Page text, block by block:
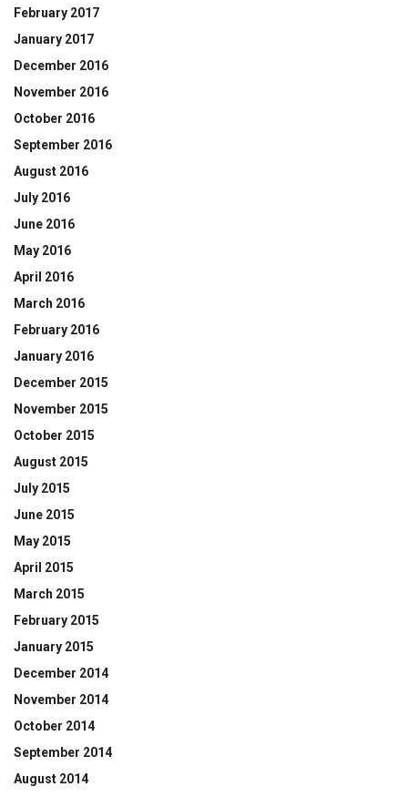
February 2017
January 2017
December 2016
November 2016
October 2016
September 2016
August 2016
July 2016
June 2016
May 2016
April 2016
March 2016
February 2016
January 2016
December 2015
November 2015
October 2015
August 2015
July 2015
June 2015
May 2015
April 2015
March 2015
February 2015
January 2015
December 2014
November 2014
October 2014
September 2014
August 2014